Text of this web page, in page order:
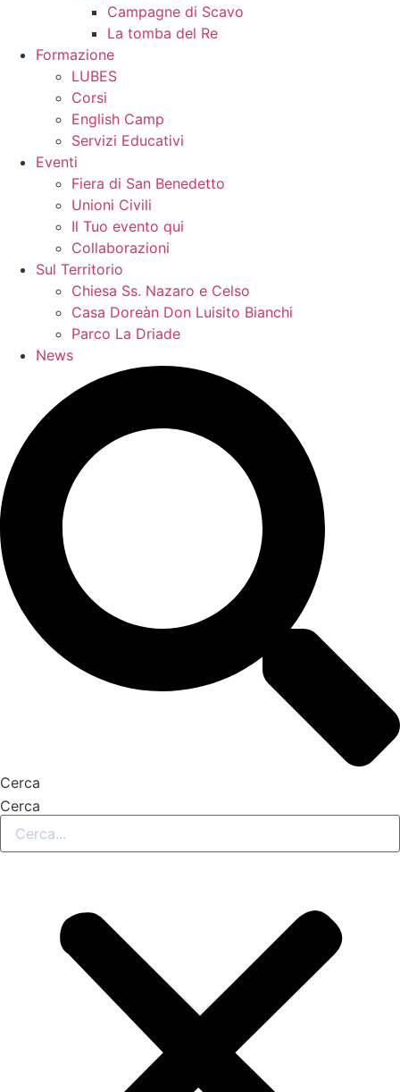
Campagne di Scavo
La tomba del Re
Formazione
LUBES
Corsi
English Camp
Servizi Educativi
Eventi
Fiera di San Benedetto
Unioni Civili
Il Tuo evento qui
Collaborazioni
Sul Territorio
Chiesa Ss. Nazaro e Celso
Casa Doreàn Don Luisito Bianchi
Parco La Driade
News
Cerca
Cerca